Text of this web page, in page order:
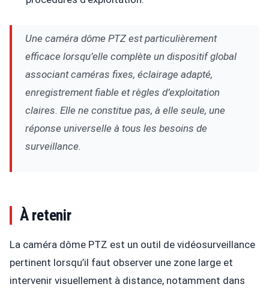
Une caméra dôme PTZ est particulièrement
efficace lorsqu’elle complète un dispositif global
associant caméras fixes, éclairage adapté,
enregistrement fiable et règles d’exploitation
claires. Elle ne constitue pas, à elle seule, une
réponse universelle à tous les besoins de
surveillance.
À retenir
La caméra dôme PTZ est un outil de vidéosurveillance
pertinent lorsqu’il faut observer une zone large et
intervenir visuellement à distance, notamment dans